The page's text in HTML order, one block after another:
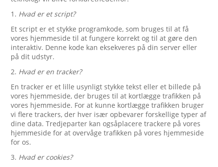
1. Hvad er et script?
Et script er et stykke programkode, som bruges til at få
vores hjemmeside til at fungere korrekt og til at gøre den
interaktiv. Denne kode kan eksekveres på din server eller
på dit udstyr.
2. Hvad er en tracker?
En tracker er et lille usynligt stykke tekst eller et billede på
vores hjemmeside, der bruges til at kortlægge trafikken på
vores hjemmeside. For at kunne kortlægge trafikken bruger
vi flere trackers, der hver især opbevarer forskellige typer af
dine data. Tredjeparter kan ogsåplacere trackere på vores
hjemmeside for at overvåge trafikken på vores hjemmeside
for os.
3. Hvad er cookies?